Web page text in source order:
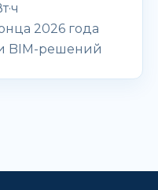
2026 года
BIM-решений